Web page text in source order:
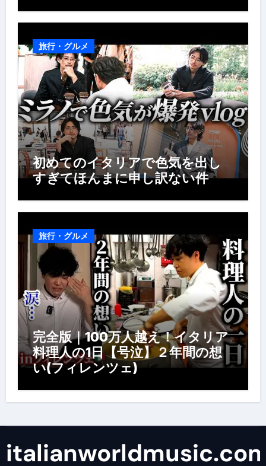
旅行・グルメ
初めてのイタリアで色気を出し
すぎてほんまに申し訳ない件
旅行・グルメ
完全版｜100万人越え！イタリア
料理人の1日【号泣】２年間の想
い(フィレンツェ)